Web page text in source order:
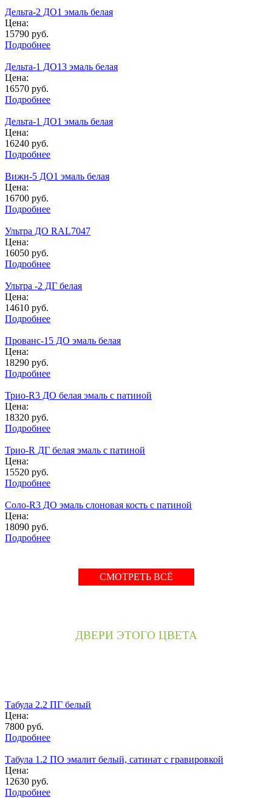
Дельта-2 ДО1 эмаль белая
Цена:
15790 руб.
Подробнее
Дельта-1 ДО13 эмаль белая
Цена:
16570 руб.
Подробнее
Дельта-1 ДО1 эмаль белая
Цена:
16240 руб.
Подробнее
Вижн-5 ДО1 эмаль белая
Цена:
16700 руб.
Подробнее
Ультра ДО RAL7047
Цена:
16050 руб.
Подробнее
Ультра -2 ДГ белая
Цена:
14610 руб.
Подробнее
Прованс-15 ДО эмаль белая
Цена:
18290 руб.
Подробнее
Трио-R3 ДО белая эмаль с патиной
Цена:
18320 руб.
Подробнее
Трио-R ДГ белая эмаль с патиной
Цена:
15520 руб.
Подробнее
Соло-R3 ДО эмаль слоновая кость с патиной
Цена:
18090 руб.
Подробнее
СМОТРЕТЬ ВСЁ
ДВЕРИ ЭТОГО ЦВЕТА
Табула 2.2 ПГ белый
Цена:
7800 руб.
Подробнее
Табула 1.2 ПО эмалит белый, сатинат с гравировкой
Цена:
12630 руб.
Подробнее